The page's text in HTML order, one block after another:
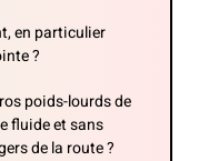
en particulier
?
poids-lourds de
fluide et sans
de la route ?